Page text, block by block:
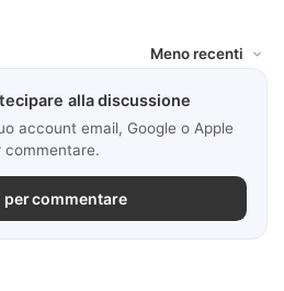
alla discussione
account email, Google o Apple
commentare.
per commentare